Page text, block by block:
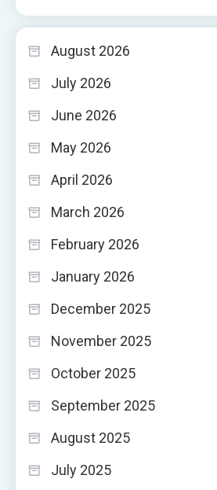
August 2026
July 2026
June 2026
May 2026
April 2026
March 2026
February 2026
January 2026
December 2025
November 2025
October 2025
September 2025
August 2025
July 2025